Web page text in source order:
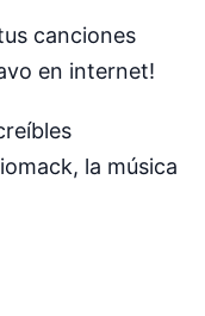
canciones
en internet!
la música